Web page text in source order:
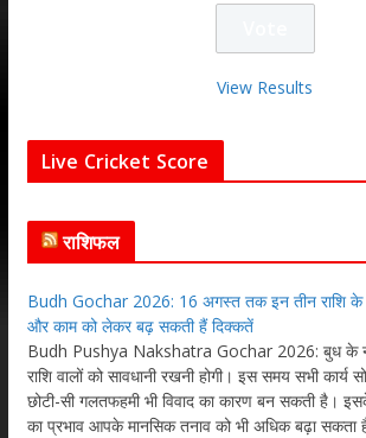
View Results
Live Cricket Score
राशिफल
Budh Gochar 2026: 16 अगस्त तक इन तीन राशि के
और काम को लेकर बढ़ सकती हैं दिक्कतें
Budh Pushya Nakshatra Gochar 2026: बुध के
राशि वालों को सावधानी रखनी होगी। इस समय सभी
छोटी-सी गलतफहमी भी विवाद का कारण बन सकती है।
का प्रभाव आपके मानसिक तनाव को भी अधिक बढ़ा सकता